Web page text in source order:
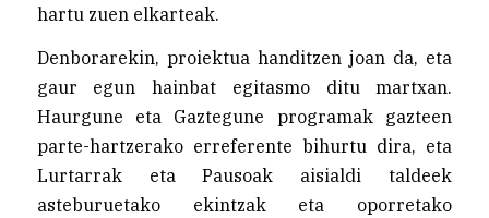
hartu zuen elkarteak.
Denborarekin, proiektua handitzen joan da, eta
gaur egun hainbat egitasmo ditu martxan.
Haurgune eta Gaztegune programak gazteen
parte-hartzerako erreferente bihurtu dira, eta
Lurtarrak eta Pausoak aisialdi taldeek
asteburuetako ekintzak eta oporretako